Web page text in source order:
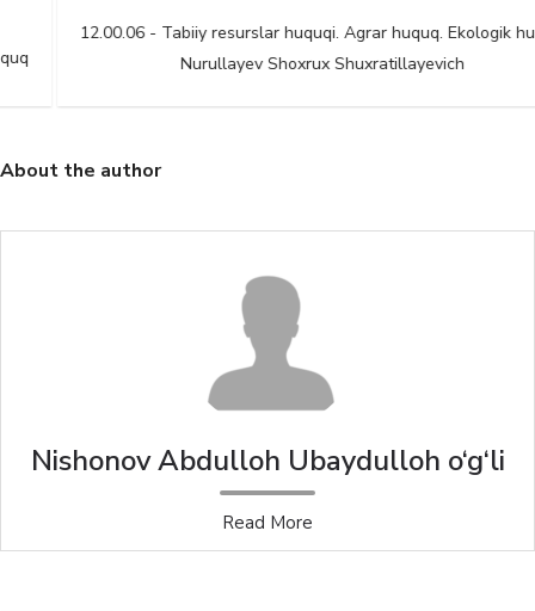
12.00.06 - Tabiiy resurslar huquqi. Agrar huquq. Ekologik huquq
Nurullayev Shoxrux Shuxratillayevich
About the author
Nishonov Abdulloh Ubaydulloh o‘g‘li
Read More